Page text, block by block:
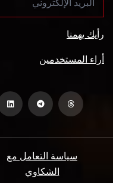
رأيك يهمنا
أراء المستخدمين
سياسة التعامل مع
الشكاوي